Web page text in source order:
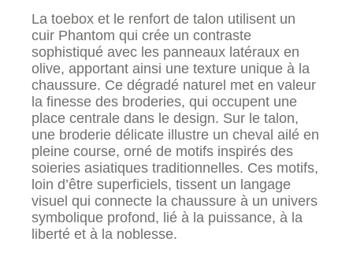
La toebox et le renfort de talon utilisent un
cuir Phantom qui crée un contraste
sophistiqué avec les panneaux latéraux en
olive, apportant ainsi une texture unique à la
chaussure. Ce dégradé naturel met en valeur
la finesse des broderies, qui occupent une
place centrale dans le design. Sur le talon,
une broderie délicate illustre un cheval ailé en
pleine course, orné de motifs inspirés des
soieries asiatiques traditionnelles. Ces motifs,
loin d’être superficiels, tissent un langage
visuel qui connecte la chaussure à un univers
symbolique profond, lié à la puissance, à la
liberté et à la noblesse.